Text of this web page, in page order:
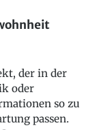
der in der
oder
so zu
passen.